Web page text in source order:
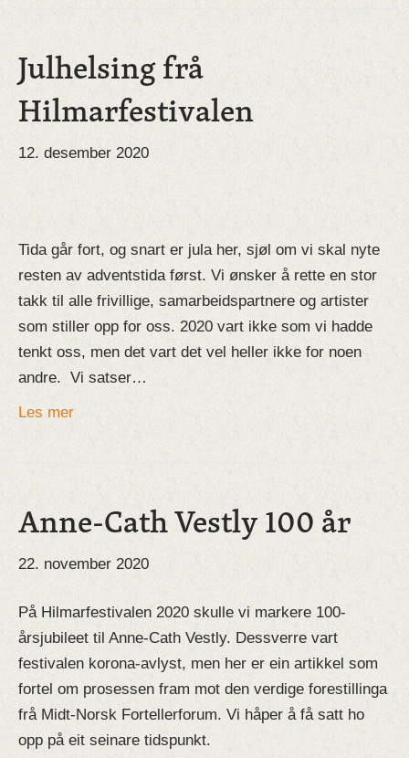
Julhelsing frå
Hilmarfestivalen
12. desember 2020
Tida går fort, og snart er jula her, sjøl om vi skal nyte
resten av adventstida først. Vi ønsker å rette en stor
takk til alle frivillige, samarbeidspartnere og artister
som stiller opp for oss. 2020 vart ikke som vi hadde
tenkt oss, men det vart det vel heller ikke for noen
andre. Vi satser…
Les mer
Anne-Cath Vestly 100 år
22. november 2020
På Hilmarfestivalen 2020 skulle vi markere 100-
årsjubileet til Anne-Cath Vestly. Dessverre vart
festivalen korona-avlyst, men her er ein artikkel som
fortel om prosessen fram mot den verdige forestillinga
frå Midt-Norsk Fortellerforum. Vi håper å få satt ho
opp på eit seinare tidspunkt.